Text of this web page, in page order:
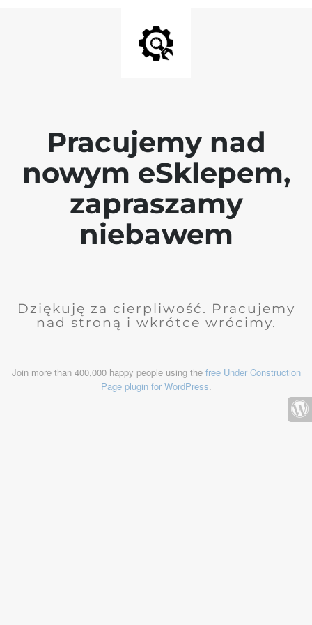
Pracujemy nad
nowym eSklepem,
zapraszamy
niebawem
Dziękuję za cierpliwość. Pracujemy
nad stroną i wkrótce wrócimy.
Join more than 400,000 happy people using the free Under Construction
Page plugin for WordPress.